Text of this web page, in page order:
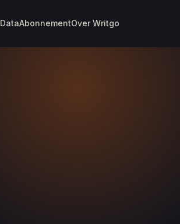
DataAbonnementOver Writgo